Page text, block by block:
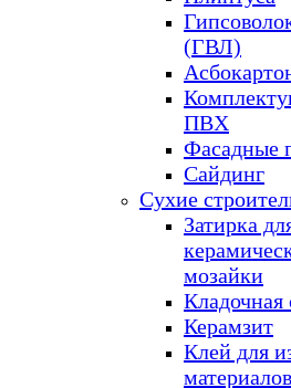
(ГВЛ)
ПВХ
Фасадные
Сайдинг
Сухие
Затирка
мозайки
Кладочная
Керамзит
Клей для
материалов